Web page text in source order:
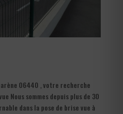
06440 , votre recherche
Nous sommes depuis plus de 30
dans la pose de brise vue à